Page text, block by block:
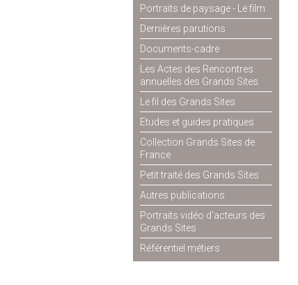
Portraits de paysage - Le film
Dernières parutions
Documents-cadre
Les Actes des Rencontres
annuelles des Grands Sites
Le fil des Grands Sites
Etudes et guides pratiques
Collection Grands Sites de
France
Petit traité des Grands Sites
Autres publications
Portraits vidéo d'acteurs des
Grands Sites
Référentiel métiers